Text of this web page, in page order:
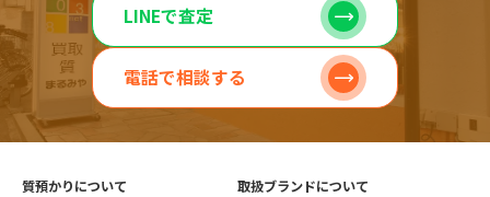
LINEで査定
電話で相談する
質預かりについて
取扱ブランドについて